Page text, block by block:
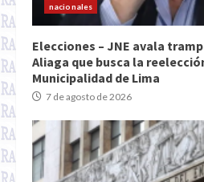
nacionales
Elecciones – JNE avala
Aliaga que busca la
Municipalidad de Lima
7 de agosto de 2026